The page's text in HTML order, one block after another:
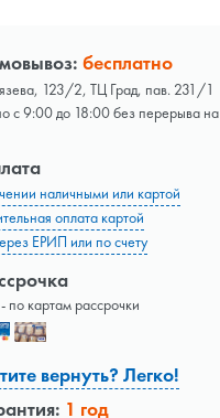
бесплатно
123/2, ТЦ Град, пав. 231/1
с 9:00 до 18:00 без перерыва на
наличными или картой
оплата картой
ЕРИП или по счету
- по картам рассрочки
вернуть? Легко!
1 год